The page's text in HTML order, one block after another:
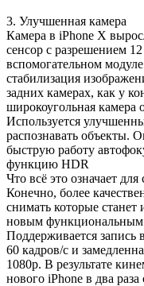
3. Улучшенная камера
Камера в iPhone X
сенсор с разрешением
вспомогательном
стабилизация
задних камерах, как у
широкоугольная камера
Используется
распознавать объекты.
быструю работу
функцию HDR
Что всё это означает для
Конечно, более
снимать которые станет
новым функциональным
Поддерживается запись
60 кадров/с и
1080p. В результате
нового iPhone в два